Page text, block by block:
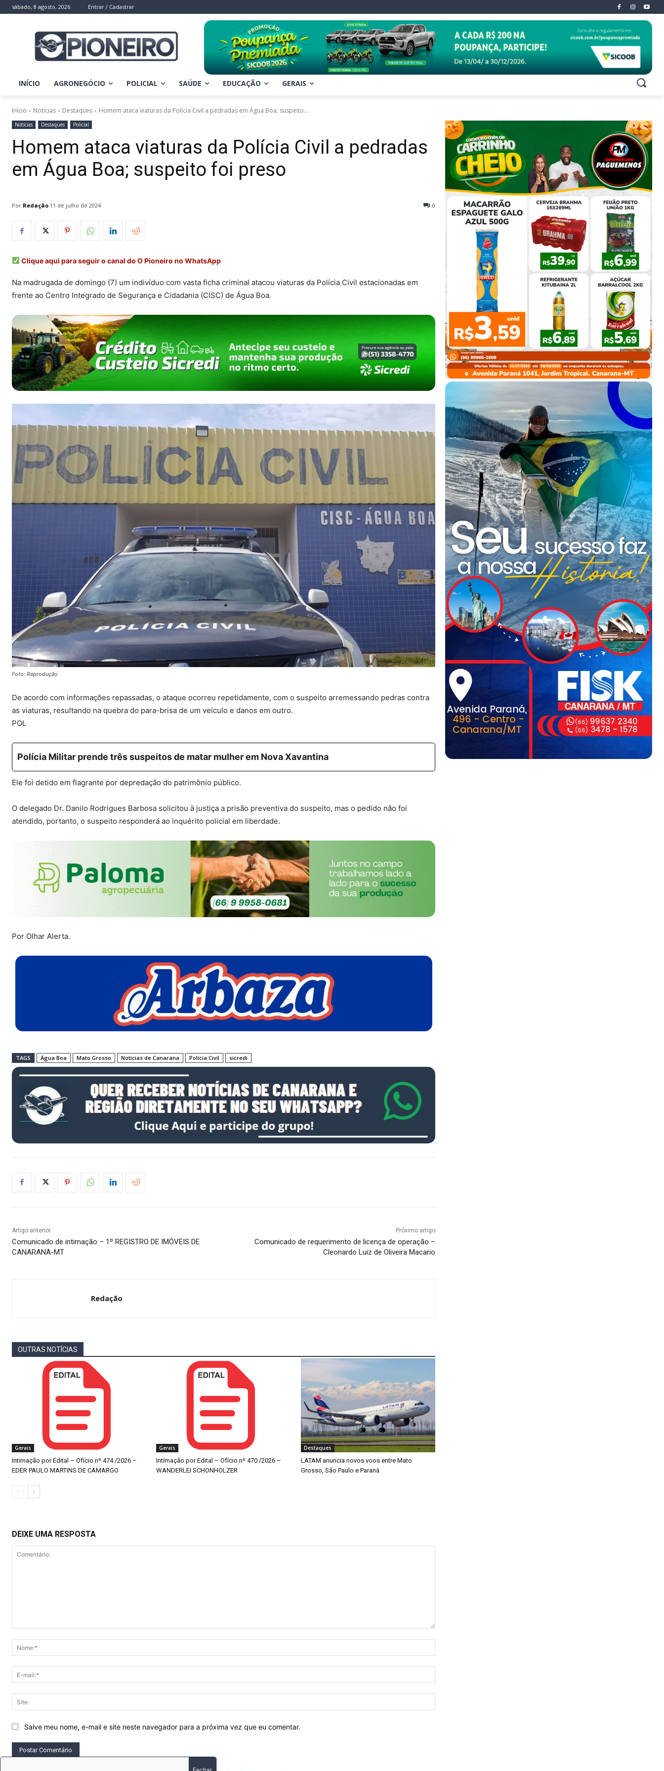
sábado, 8 agosto, 2026 Entrar / Cadastrar
INÍCIO AGRONEGÓCIO POLICIAL SAÚDE EDUCAÇÃO GERAIS
Início Notícias Destaques Homem ataca viaturas da Polícia Civil a pedradas em Água Boa; suspeito...
Notícias Destaques Policial
Homem ataca viaturas da Polícia Civil a pedradas
em Água Boa; suspeito foi preso
Por Redação 0
11 de julho de 2024
Clique aqui para seguir o canal do O Pioneiro no WhatsApp
Na madrugada de domingo (7) um indivíduo com vasta ficha criminal atacou viaturas da Polícia Civil estacionadas em
frente ao Centro Integrado de Segurança e Cidadania (CISC) de Água Boa.
Foto: Reprodução
De acordo com informações repassadas, o ataque ocorreu repetidamente, com o suspeito arremessando pedras contra
as viaturas, resultando na quebra do para-brisa de um veículo e danos em outro.
POL
Polícia Militar prende três suspeitos de matar mulher em Nova Xavantina
Ele foi detido em flagrante por depredação do patrimônio público.
O delegado Dr. Danilo Rodrigues Barbosa solicitou à justiça a prisão preventiva do suspeito, mas o pedido não foi
atendido, portanto, o suspeito responderá ao inquérito policial em liberdade.
Por Olhar Alerta.
TAGS Água Boa Mato Grosso Noticias de Canarana Polícia Civil sicredi
Artigo anterior
Comunicado de intimação – 1º REGISTRO DE IMÓVEIS DE
CANARANA-MT
Próximo artigo
Comunicado de requerimento de licença de operação –
Cleonardo Luiz de Oliveira Macario
Redação
OUTRAS NOTÍCIAS
Gerais
Intimação por Edital – Ofício nº 474 /2026 –
EDER PAULO MARTINS DE CAMARGO
Gerais
Intimação por Edital – Ofício nº 470 /2026 –
WANDERLEI SCHONHOLZER
Destaques
LATAM anuncia novos voos entre Mato
Grosso, São Paulo e Paraná
DEIXE UMA RESPOSTA
mail:*
Salve meu nome, e-mail e site neste navegador para a próxima vez que eu comentar.